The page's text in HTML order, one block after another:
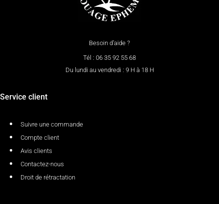
Besoin d’aide ?
Tél : 06 35 92 55 68
Du lundi au vendredi : 9 H à 18 H
Service client
Suivre une commande
Compte client
Avis clients
Contactez-nous
Droit de rétractation